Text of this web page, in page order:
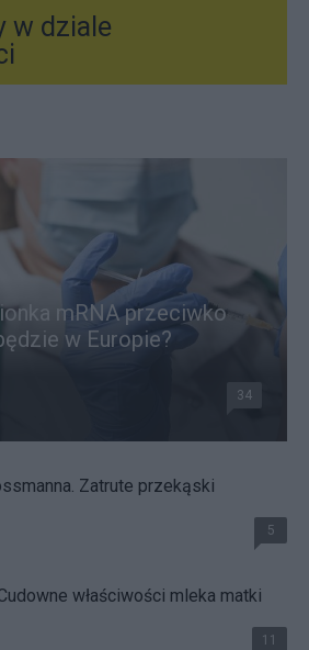
w dziale
mRNA przeciwko
w Europie?
34
Zatrute przekąski
5
właściwości mleka matki
11